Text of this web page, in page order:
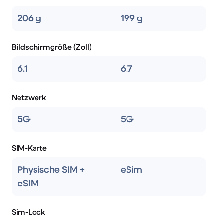
206 g 199 g
Bildschirmgröße (Zoll)
6.1 6.7
Netzwerk
5G 5G
SIM-Karte
Physische SIM +
eSIM
eSim
Sim-Lock